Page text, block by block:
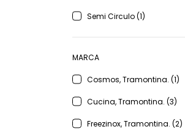
Semi Circulo (1)
MARCA
Cosmos, Tramontina. (1)
Cucina, Tramontina. (3)
Freezinox, Tramontina. (2)